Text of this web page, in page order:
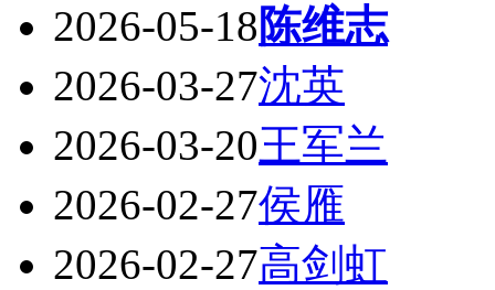
2026-05-18陈维志
2026-03-27沈英
2026-03-20王军兰
2026-02-27侯雁
2026-02-27高剑虹